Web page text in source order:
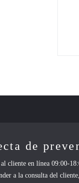
de
cliente en línea 09:00-
a la consulta del